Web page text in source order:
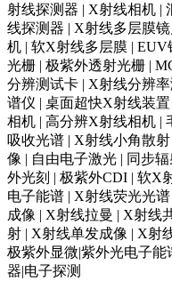
射线探测器 | X射线相机 |
线探测器 | X射线多层膜
机 | 软X射线多层膜 |
光栅 | 极紫外透射光栅 |
分辨测试卡 | X射线分辨率
谱仪 | 桌面超快X射线装
相机 | 高分辨X射线相机 |
吸收光谱 | X射线小角散
像 | 自由电子激光 | 同步
外光刻 | 极紫外CDI | 软X
电子能谱 | X射线荧光光
成像 | X射线拉曼 | X射线
射 | X射线单发成像 | X射
极紫外显微|紫外光电子能
器|电子探测